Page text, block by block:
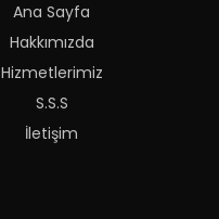
Ana Sayfa
Hakkımızda
Hizmetlerimiz
S.S.S
İletişim